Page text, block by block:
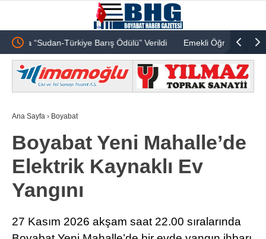
Emekli Öğretmen Ônder Gültekin Vefat Etmiştir Anahtar
Ana Sayfa › Boyabat
Boyabat Yeni Mahalle’de
Elektrik Kaynaklı Ev
Yangını
27 Kasım 2026 akşam saat 22.00 sıralarında